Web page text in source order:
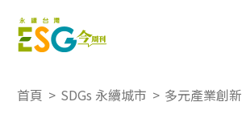
首頁 > SDGs 永續城市 > 多元產業創新